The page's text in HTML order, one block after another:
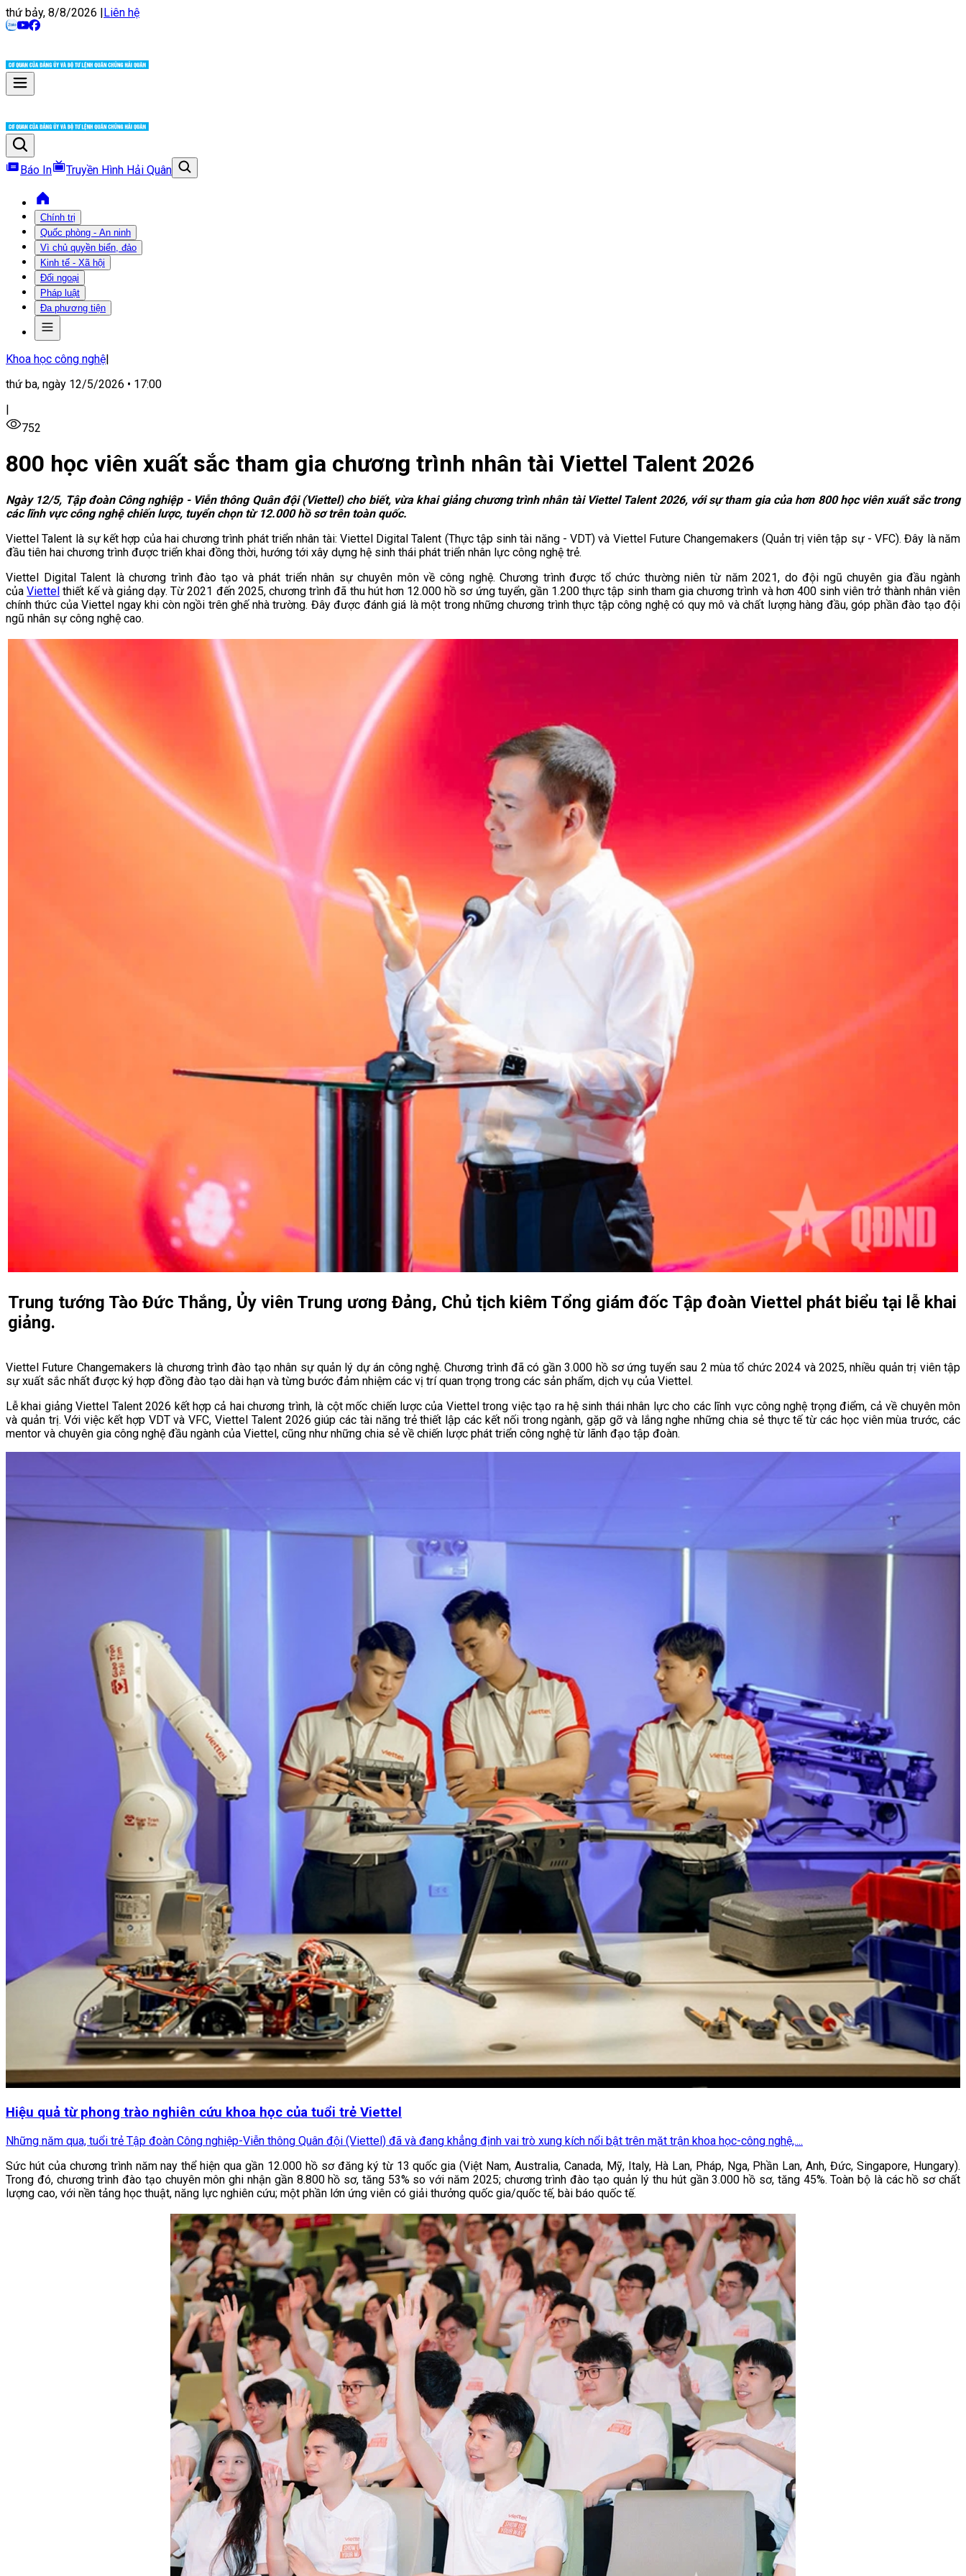
thứ bảy, 8/8/2026 |Liên hệ
Báo In Truyền Hình Hải Quân
Chính trị
Quốc phòng - An ninh
Vì chủ quyền biển, đảo
Kinh tế - Xã hội
Đối ngoại
Pháp luật
Đa phương tiện
Khoa học công nghệ|
thứ ba, ngày 12/5/2026 • 17:00
|
752
800 học viên xuất sắc tham gia chương trình nhân tài Viettel Talent 2026
Ngày 12/5, Tập đoàn Công nghiệp - Viễn thông Quân đội (Viettel) cho biết, vừa khai giảng chương trình nhân tài Viettel Talent 2026, với sự tham gia của hơn 800 học viên xuất sắc trong
các lĩnh vực công nghệ chiến lược, tuyển chọn từ 12.000 hồ sơ trên toàn quốc.
Viettel Talent là sự kết hợp của hai chương trình phát triển nhân tài: Viettel Digital Talent (Thực tập sinh tài năng - VDT) và Viettel Future Changemakers (Quản trị viên tập sự - VFC). Đây là năm
đầu tiên hai chương trình được triển khai đồng thời, hướng tới xây dựng hệ sinh thái phát triển nhân lực công nghệ trẻ.
Viettel Digital Talent là chương trình đào tạo và phát triển nhân sự chuyên môn về công nghệ. Chương trình được tổ chức thường niên từ năm 2021, do đội ngũ chuyên gia đầu ngành
của Viettel thiết kế và giảng dạy. Từ 2021 đến 2025, chương trình đã thu hút hơn 12.000 hồ sơ ứng tuyển, gần 1.200 thực tập sinh tham gia chương trình và hơn 400 sinh viên trở thành nhân viên
chính thức của Viettel ngay khi còn ngồi trên ghế nhà trường. Đây được đánh giá là một trong những chương trình thực tập công nghệ có quy mô và chất lượng hàng đầu, góp phần đào tạo đội
ngũ nhân sự công nghệ cao.
Trung tướng Tào Đức Thắng, Ủy viên Trung ương Đảng, Chủ tịch kiêm Tổng giám đốc Tập đoàn Viettel phát biểu tại lễ khai
giảng.
Viettel Future Changemakers là chương trình đào tạo nhân sự quản lý dự án công nghệ. Chương trình đã có gần 3.000 hồ sơ ứng tuyển sau 2 mùa tổ chức 2024 và 2025, nhiều quản trị viên tập
sự xuất sắc nhất được ký hợp đồng đào tạo dài hạn và từng bước đảm nhiệm các vị trí quan trọng trong các sản phẩm, dịch vụ của Viettel.
Lễ khai giảng Viettel Talent 2026 kết hợp cả hai chương trình, là cột mốc chiến lược của Viettel trong việc tạo ra hệ sinh thái nhân lực cho các lĩnh vực công nghệ trọng điểm, cả về chuyên môn
và quản trị. Với việc kết hợp VDT và VFC, Viettel Talent 2026 giúp các tài năng trẻ thiết lập các kết nối trong ngành, gặp gỡ và lắng nghe những chia sẻ thực tế từ các học viên mùa trước, các
mentor và chuyên gia công nghệ đầu ngành của Viettel, cũng như những chia sẻ về chiến lược phát triển công nghệ từ lãnh đạo tập đoàn.
Hiệu quả từ phong trào nghiên cứu khoa học của tuổi trẻ Viettel
Những năm qua, tuổi trẻ Tập đoàn Công nghiệp-Viễn thông Quân đội (Viettel) đã và đang khẳng định vai trò xung kích nổi bật trên mặt trận khoa học-công nghệ,....
Sức hút của chương trình năm nay thể hiện qua gần 12.000 hồ sơ đăng ký từ 13 quốc gia (Việt Nam, Australia, Canada, Mỹ, Italy, Hà Lan, Pháp, Nga, Phần Lan, Anh, Đức, Singapore, Hungary).
Trong đó, chương trình đào tạo chuyên môn ghi nhận gần 8.800 hồ sơ, tăng 53% so với năm 2025; chương trình đào tạo quản lý thu hút gần 3.000 hồ sơ, tăng 45%. Toàn bộ là các hồ sơ chất
lượng cao, với nền tảng học thuật, năng lực nghiên cứu; một phần lớn ứng viên có giải thưởng quốc gia/quốc tế, bài báo quốc tế.